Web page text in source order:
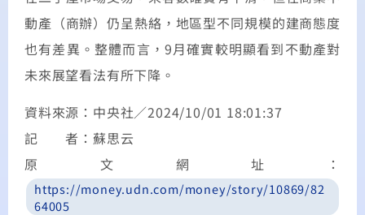
動產（商辦）仍呈熱絡，地區型不同規模的建商態度
也有差異。整體而言，9月確實較明顯看到不動產對
未來展望看法有所下降。
資料來源：中央社／2024/10/01 18:01:37
記 者：蘇思云
原文網址：
https://money.udn.com/money/story/10869/82
64005